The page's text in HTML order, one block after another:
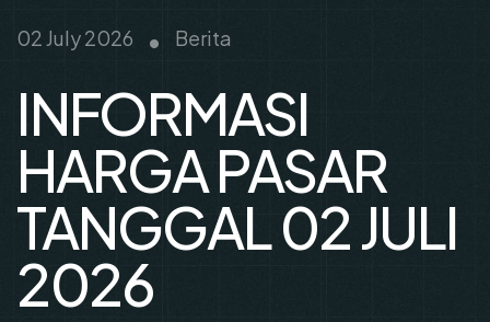
02 July 2026 • Berita
INFORMASI
HARGA PASAR
TANGGAL 02 JULI
2026